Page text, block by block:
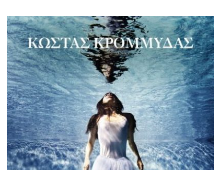
σαν επακόλουθο να χάνεται εντελώς όποιο αίσθημα
ασφάλειας υπήρχε στην κοινωνία. Έρχεται τότε η ώρα
των αρπακτικών, των τσακαλόλυκων, η ώρα όπου το μόνο
που μετράει είναι το “έχω”. Δέκατος έκτος αιώνας.
Βαλκάνια. Ήπειρος. Η Αγνή, […]